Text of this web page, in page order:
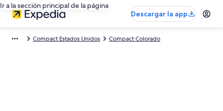
Ir a la sección principal de la página
Descargar la app
Compact Estados Unidos Compact Colorado